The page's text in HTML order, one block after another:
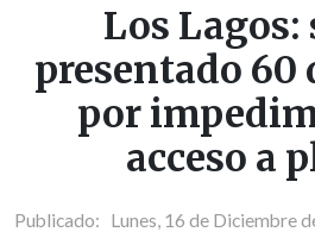
Los Lagos:
presentado 60
por
acceso a
Publicado: Lunes, 16 de Diciembre